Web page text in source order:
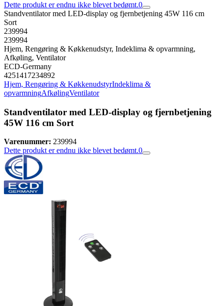
Dette produkt er endnu ikke blevet bedømt.0
Standventilator med LED-display og fjernbetjening 45W 116 cm
Sort
239994
239994
Hjem, Rengøring & Køkkenudstyr, Indeklima & opvarmning,
Afkøling, Ventilator
ECD-Germany
4251417234892
Hjem, Rengøring & KøkkenudstyrIndeklima &
opvarmningAfkølingVentilator
Standventilator med LED-display og fjernbetjening
45W 116 cm Sort
Varenummer: 239994
Dette produkt er endnu ikke blevet bedømt.0